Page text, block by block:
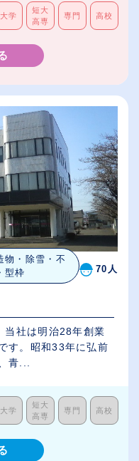
大学
短大
高専
専門 高校
物・除雪・不
型枠
70人
す。昭和33年に弘前
青...
大学
短大
高専
専門 高校